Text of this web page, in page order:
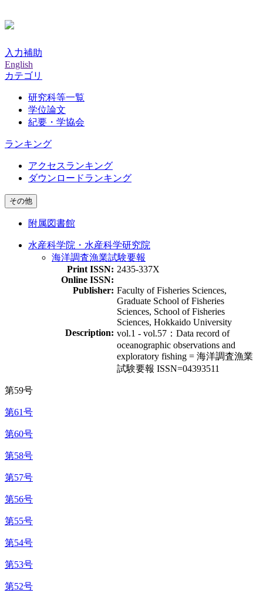
入力補助
English
カテゴリ
研究科等一覧
学位論文
紀要・学協会
ランキング
アクセスランキング
ダウンロードランキング
その他
附属図書館
水産科学院・水産科学研究院
海洋調査漁業試験要報
Print ISSN: 2435-337X
Online ISSN:
Publisher: Faculty of Fisheries Sciences,
Graduate School of Fisheries
Sciences, School of Fisheries
Sciences, Hokkaido University
Description: vol.1 - vol.57：Data record of
oceanographic observations and
exploratory fishing = 海洋調査漁業
試験要報 ISSN=04393511
第59号
第61号
第60号
第58号
第57号
第56号
第55号
第54号
第53号
第52号